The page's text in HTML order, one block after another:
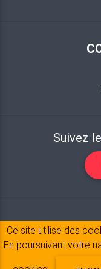
Suivez
Ce site utilise des
En poursuivant votre